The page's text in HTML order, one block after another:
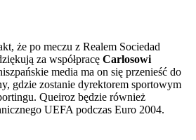
że po meczu z Realem Sociedad
za współpracę Carlosowi
media ma on się przenieść do
gdzie zostanie dyrektorem sportowym
Queiroz będzie również
UEFA podczas Euro 2004.